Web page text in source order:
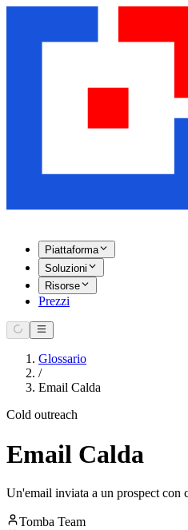
Piattaforma
Soluzioni
Risorse
Prezzi
Glossario
/
Email Calda
Cold outreach
Email Calda
Un'email inviata a un prospect con
Tomba Team